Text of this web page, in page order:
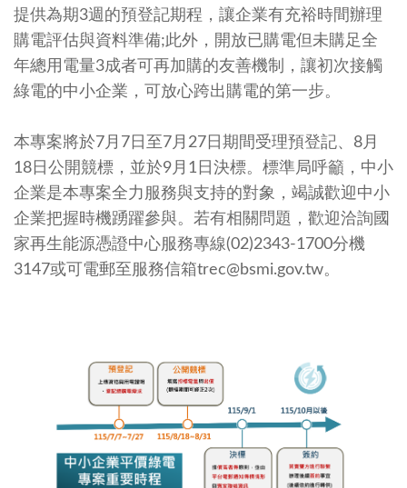
提供為期3週的預登記期程，讓企業有充裕時間辦理
購電評估與資料準備;此外，開放已購電但未購足全
年總用電量3成者可再加購的友善機制，讓初次接觸
綠電的中小企業，可放心跨出購電的第一步。
本專案將於7月7日至7月27日期間受理預登記、8月
18日公開競標，並於9月1日決標。標準局呼籲，中小
企業是本專案全力服務與支持的對象，竭誠歡迎中小
企業把握時機踴躍參與。若有相關問題，歡迎洽詢國
家再生能源憑證中心服務專線(02)2343-1700分機
3147或可電郵至服務信箱trec@bsmi.gov.tw。